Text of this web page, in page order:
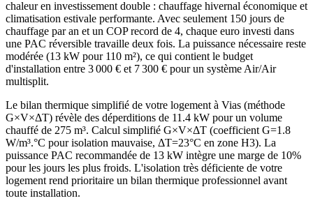
chaleur en investissement double : chauffage hivernal économique et
climatisation estivale performante. Avec seulement 150 jours de
chauffage par an et un COP record de 4, chaque euro investi dans
une PAC réversible travaille deux fois. La puissance nécessaire reste
modérée (13 kW pour 110 m²), ce qui contient le budget
d'installation entre 3 000 € et 7 300 € pour un système Air/Air
multisplit.
Le bilan thermique simplifié de votre logement à Vias (méthode
G×V×ΔT) révèle des déperditions de 11.4 kW pour un volume
chauffé de 275 m³. Calcul simplifié G×V×ΔT (coefficient G=1.8
W/m³.°C pour isolation mauvaise, ΔT=23°C en zone H3). La
puissance PAC recommandée de 13 kW intègre une marge de 10%
pour les jours les plus froids. L'isolation très déficiente de votre
logement rend prioritaire un bilan thermique professionnel avant
toute installation.